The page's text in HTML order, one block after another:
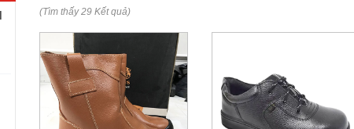
(Tìm thấy 29 Kết quả)